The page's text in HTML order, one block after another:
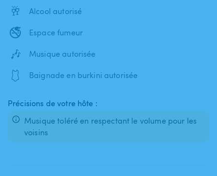
🥂 Alcool autorisé
🚭 Espace fumeur
🎶 Musique autorisée
🩱 Baignade en burkini autorisée
Précisions de votre hôte :
Musique toléré en respectant le volume pour les
voisins